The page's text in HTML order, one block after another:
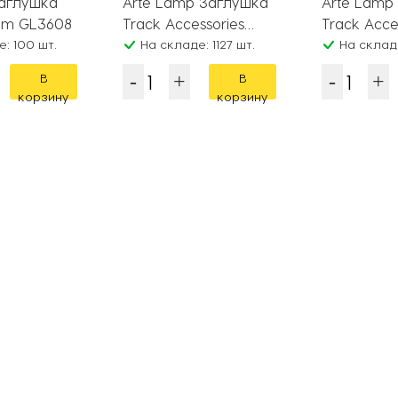
GL3608
100 шт.
В
корзину
Track Accessories
A210106
На складе: 1127 шт.
В
корзину
Track
A210006
На